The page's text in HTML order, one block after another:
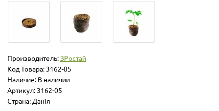
Производитель:ЗРостай
Код Товара: 3162-05
Наличие: В наличии
Артикул: 3162-05
Страна: Данія